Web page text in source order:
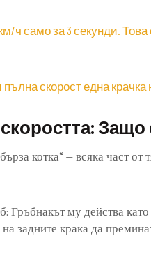
ч само за 3 секунди.
скорост една крачка
Защо
котка“ – всяка част
Гръбнакът му действа
задните крака да